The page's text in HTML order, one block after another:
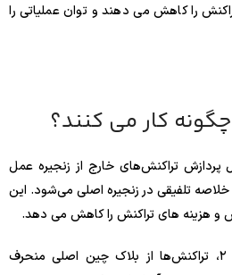
را کاهش می دهند و توان عملیاتی را
اساس اصل پردازش تراکنش‌های خارج از زنجیره عمل
تلفیقی در زنجیره اصلی می‌شود. این
و هزینه های تراکنش را کاهش می دهد.
با استفاده از پروتکل‌های لایه ۲، تراکنش‌ها از بلاک چین اصلی منحرف